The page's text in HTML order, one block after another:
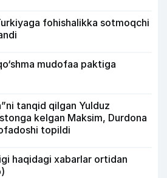
fohishalikka sotmoqchi
mudofaa paktiga
tanqid qilgan Yulduz
kelgan Maksim, Durdona
topildi
haqidagi xabarlar ortidan